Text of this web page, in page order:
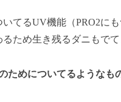
てるUV機能（PRO2に
ため生き残るダニもでて
ためについてるようなも